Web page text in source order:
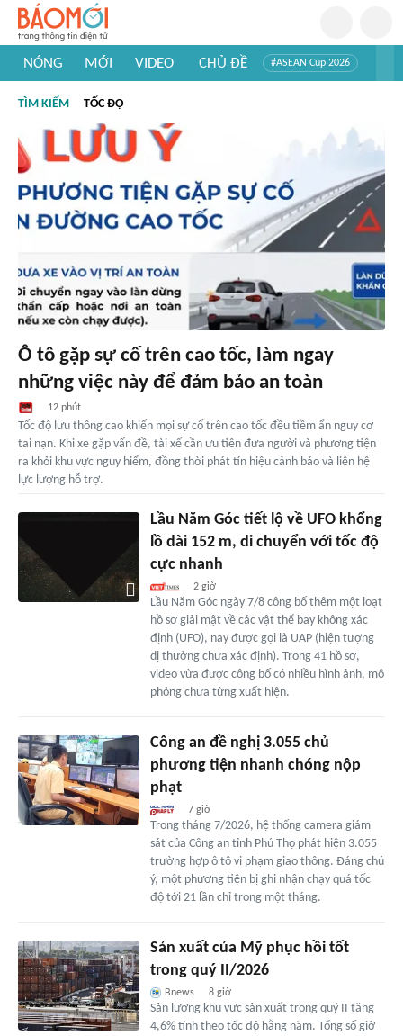
NÓNG MỚI VIDEO CHỦ ĐỀ #ASEAN Cup 2026
#Khám phá thế giới
TÌM KIẾM TỐC ĐỘ
Ô tô gặp sự cố trên cao tốc, làm ngay
những việc này để đảm bảo an toàn
12 phút
Tốc độ lưu thông cao khiến mọi sự cố trên cao tốc đều tiềm ẩn nguy cơ
tai nạn. Khi xe gặp vấn đề, tài xế cần ưu tiên đưa người và phương tiện
ra khỏi khu vực nguy hiểm, đồng thời phát tín hiệu cảnh báo và liên hệ
lực lượng hỗ trợ.
Lầu Năm Góc tiết lộ về UFO khổng
lồ dài 152 m, di chuyển với tốc độ
cực nhanh
2 giờ
Lầu Năm Góc ngày 7/8 công bố thêm một loạt
hồ sơ giải mật về các vật thể bay không xác
định (UFO), nay được gọi là UAP (hiện tượng
dị thường chưa xác định). Trong 41 hồ sơ,
video vừa được công bố có nhiều hình ảnh, mô
phỏng chưa từng xuất hiện.
Công an đề nghị 3.055 chủ
phương tiện nhanh chóng nộp
phạt
7 giờ
Trong tháng 7/2026, hệ thống camera giám
sát của Công an tỉnh Phú Thọ phát hiện 3.055
trường hợp ô tô vi phạm giao thông. Đáng chú
ý, một phương tiện bị ghi nhận chạy quá tốc
độ tới 21 lần chỉ trong một tháng.
Sản xuất của Mỹ phục hồi tốt
trong quý II/2026
Bnews 8 giờ
Sản lượng khu vực sản xuất trong quý II tăng
4,6% tính theo tốc độ hằng năm. Tổng số giờ